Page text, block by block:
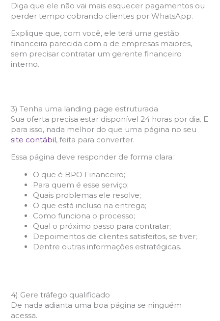
Diga que ele não vai mais esquecer pagamentos ou
perder tempo cobrando clientes por WhatsApp.
Explique que, com você, ele terá uma gestão
financeira parecida com a de empresas maiores,
sem precisar contratar um gerente financeiro
interno.
3) Tenha uma landing page estruturada
Sua oferta precisa estar disponível 24 horas por dia. E
para isso, nada melhor do que uma página no seu
site contábil, feita para converter.
Essa página deve responder de forma clara:
O que é BPO Financeiro;
Para quem é esse serviço;
Quais problemas ele resolve;
O que está incluso na entrega;
Como funciona o processo;
Qual o próximo passo para contratar;
Depoimentos de clientes satisfeitos, se tiver;
Dentre outras informações estratégicas.
4) Gere tráfego qualificado
De nada adianta uma boa página se ninguém
acessa.